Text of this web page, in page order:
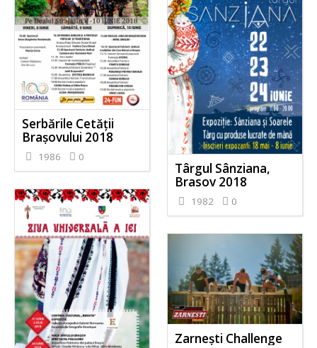
Serbările Cetății
Brașovului 2018
1986 0
Târgul Sânziana,
Brasov 2018
1982 0
Zarnești Challenge